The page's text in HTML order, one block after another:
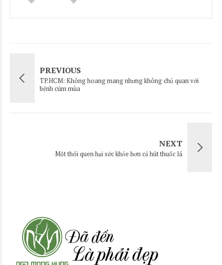
PREVIOUS
TP.HCM: Không hoang mang nhưng không chủ quan với
bệnh cúm mùa
NEXT
Một thói quen hại sức khỏe hơn cả hút thuốc lá